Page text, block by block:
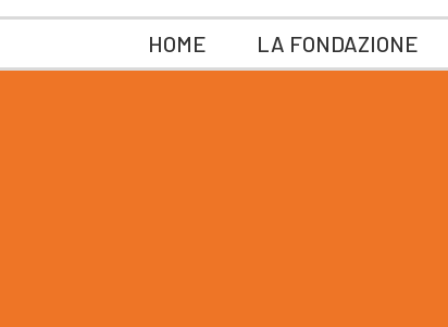
HOME LA FONDAZIONE